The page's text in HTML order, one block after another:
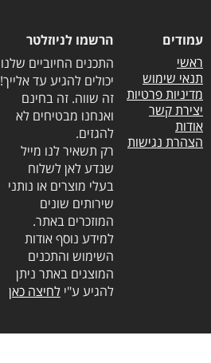
עמודים
ראשי
תנאי שימוש
מדיניות פרטיות
יצירת קשר
אודות
הצהרת נגישות
הרשמו לניוזלטר
התכנים החיוביים שלנו
יכולים להגיע עד אלייך!
זה שווה. זה בחינם
ואנחנו מבטיחים לא
להגזים.
רק תשאיר לנו מייל
שנדע לאן לשלוח
בעלי מוצרים או נותני
שירותים שונים
המוזכרים באתר.
למידע נוסף אודות
השימוש והתכנים
המוצגים באתר ניתן
להגיע ע"ילחיצה כאן